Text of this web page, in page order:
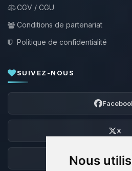
Nous
CGV / CGU
Conditions de partenariat
Politique de confidentialité
SUIVEZ-NOUS
X